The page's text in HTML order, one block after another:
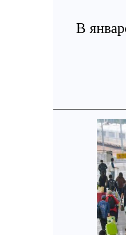
В